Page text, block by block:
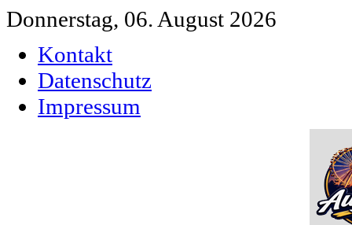
Donnerstag, 06. August 2026
Kontakt
Datenschutz
Impressum